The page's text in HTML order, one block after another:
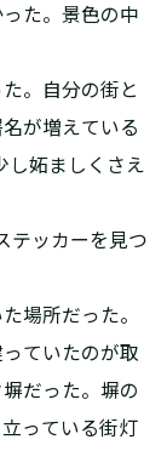
た。景色の中
。自分の街と
が増えている
し妬ましくさえ
テッカーを見つ
場所だった。
ていたのが取
だった。塀の
っている街灯